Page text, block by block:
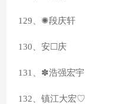
129、✺段庆轩
130、安☐庆
131、✽浩强宏宇
132、镇江大宏♡